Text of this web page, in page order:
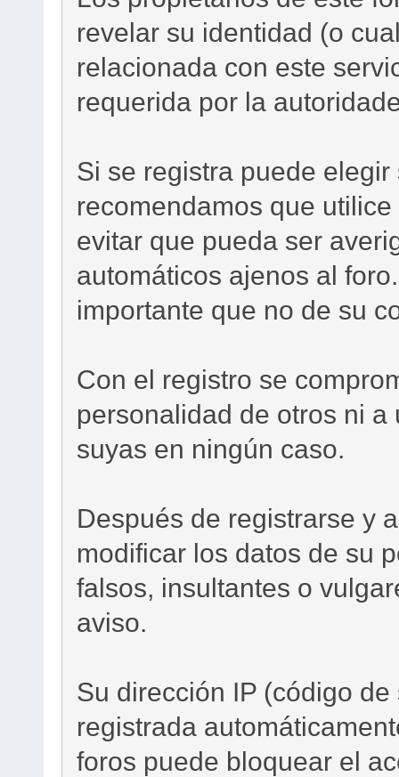
revelar su identidad (o
relacionada con este
requerida por la
Si se registra puede
recomendamos que
evitar que pueda ser
automáticos ajenos al
importante que no de su
Con el registro se
personalidad de otros ni
suyas en ningún caso.
Después de registrarse y
modificar los datos de su
falsos, insultantes o
aviso.
Su dirección IP (código
registrada
foros puede bloquear el